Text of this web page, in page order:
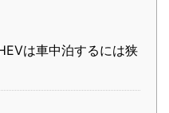
は車中泊するには狭